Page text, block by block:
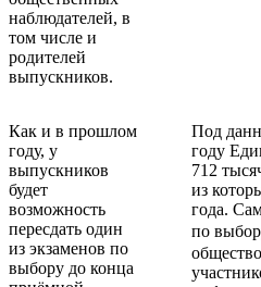
наблюдателей, в
том числе и
родителей
выпускников.
Как и в прошлом
году, у
выпускников
будет
возможность
пересдать один
из экзаменов по
выбору до конца
Под
году
712
из
года.
по